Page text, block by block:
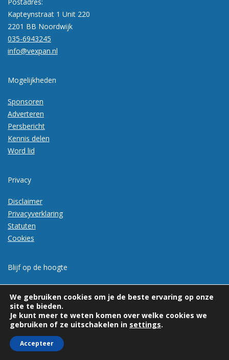
Kapteynstraat 1 Unit 220
2201 BB Noordwijk
035-6943245
info@vexpan.nl
Mogelijkheden
Sponsoren
Adverteren
Persbericht
Kennis delen
Word lid
Privacy
Disclaimer
Privacyverklaring
Statuten
Cookies
Blijf op de hoogte
We gebruiken cookies om je de beste ervaring op onze
site te bieden.
Je kunt meer te weten komen over welke cookies we
gebruiken of ze uitschakelen in settings.
Accepteer